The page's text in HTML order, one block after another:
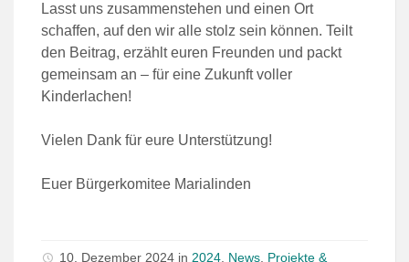
Lasst uns zusammenstehen und einen Ort
schaffen, auf den wir alle stolz sein können. Teilt
den Beitrag, erzählt euren Freunden und packt
gemeinsam an – für eine Zukunft voller
Kinderlachen!
Vielen Dank für eure Unterstützung!
Euer Bürgerkomitee Marialinden
10. Dezember 2024 in 2024 News Projekte &